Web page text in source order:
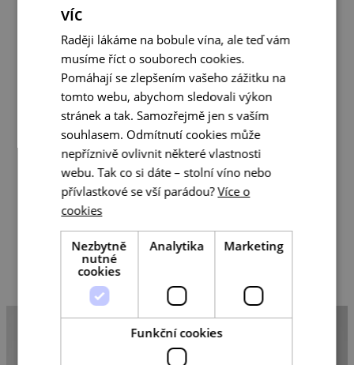
vepsali do
našich
i světových
dějin. 12
medailonků
badatelů,
umělců,
státníků
a světoběžníků
s tipem, kde
v kraji najít
odkaz daného
mapkou
a formátem,
složíte do
kapsy.
ENGLISH
víc
Raději lákáme na bobule vína, ale teď vám
musíme říct o souborech cookies.
Pomáhají se zlepšením vašeho zážitku na
tomto webu, abychom sledovali výkon
stránek a tak. Samozřejmě jen s vaším
souhlasem. Odmítnutí cookies může
nepříznivě ovlivnit některé vlastnosti
webu. Tak co si dáte – stolní víno nebo
přívlastkové se vší parádou? Více o
cookies
Nezbytně
nutné
cookies
Analytika Marketing
Funkční cookies